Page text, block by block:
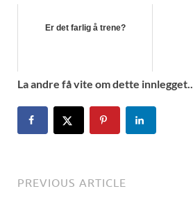
Er det farlig å trene?
La andre få vite om dette innlegget..
PREVIOUS ARTICLE